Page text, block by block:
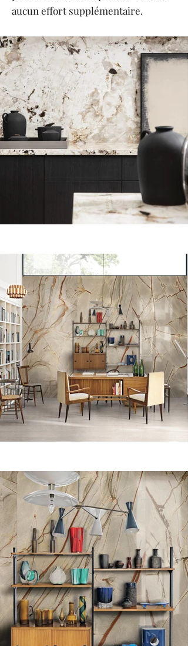
aucun effort supplémentaire.